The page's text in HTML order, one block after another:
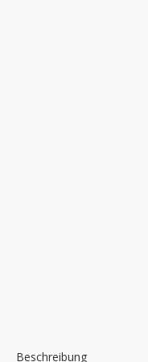
Beschreibung